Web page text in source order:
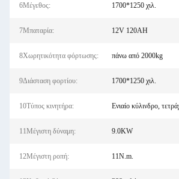
6Μέγεθος: 1700*1250 χιλ.
7Μπαταρία: 12V 120AH
8Χωρητικότητα φόρτωσης: πάνω από 2000kg
9Διάσταση φορτίου: 1700*1250 χιλ.
10Τύπος κινητήρα: Ενιαίο κύλινδρο,
11Μέγιστη δύναμη: 9.0KW
12Μέγιστη ροπή: 11N.m.